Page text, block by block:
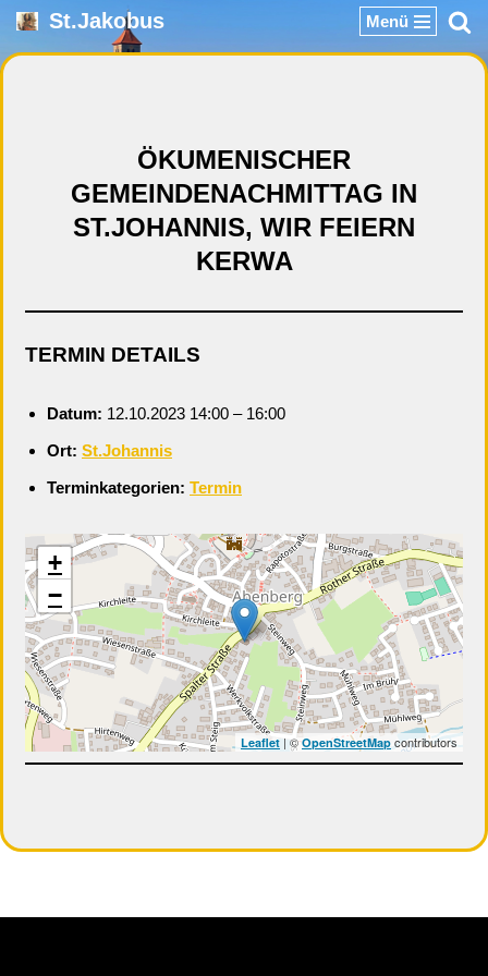
Zum
St.Jakobus Menü
ÖKUMENISCHER
GEMEINDENACHMITTAG IN
ST.JOHANNIS, WIR FEIERN
KERWA
TERMIN DETAILS
Datum: 12.10.2023 14:00 – 16:00
Ort: St.Johannis
Terminkategorien: Termin
+
−
Leaflet| ©OpenStreetMap contributors